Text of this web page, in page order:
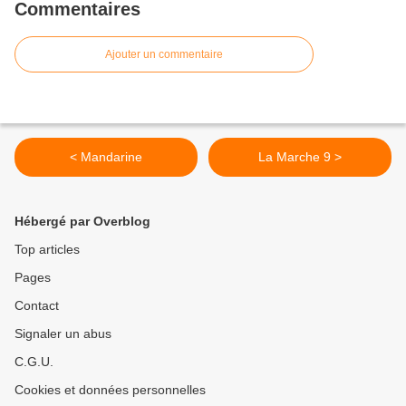
Commentaires
Ajouter un commentaire
< Mandarine La Marche 9 >
Hébergé par Overblog
Top articles
Pages
Contact
Signaler un abus
C.G.U.
Cookies et données personnelles